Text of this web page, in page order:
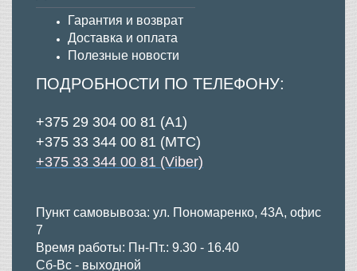
Гарантия и возврат
Доставка и оплата
Полезные новости
ПОДРОБНОСТИ ПО ТЕЛЕФОНУ:
+375 29 304 00 81 (А1)
+375 33 344 00 81 (МТС)
+375 33 344 00 81 (Viber)
Пункт самовывоза: ул. Пономаренко, 43А, офис
7
Время работы: Пн-Пт.: 9.30 - 16.40
Сб-Вс - выходной